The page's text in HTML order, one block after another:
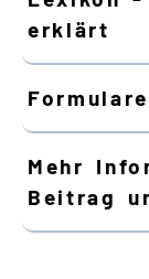
erklärt
Mehr
Beitrag